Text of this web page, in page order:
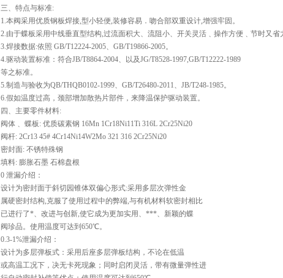
三、特点与标准:
1.本阀采用优质钢板焊接,型小轻便,装修容易．吻合部双重设计,增强牢固。
2.由于蝶板采用中线垂直型结构,过流面积大、流阻小、开关灵活﹑操作方便﹑节时又省
3.焊接数据:依照 GB/T12224-2005、GB/T19866-2005。
4.驱动装置标准：符合JB/T8864-2004、以及JG/T8528-1997,GB/T12222-1989
等之标准。
5.制造与验收为QB/THQB0102-1999、GB/T26480-2011、JB/T248-1985。
6.假如温度过高，颈部增加散热片部件，来降温保护驱动装置。
四、主要零件材料:
阀体﹑ 蝶板: 优质碳素钢 16Mn 1Cr18Ni11Ti 316L 2Cr25Ni20
阀杆: 2Cr13 45# 4Cr14Ni14W2Mo 321 316 2Cr25Ni20
密封面: 不锈特殊钢
填料: 膨胀石墨 石棉盘根
0 泄漏介绍：
设计为密封面于斜切园锥体双偏心形式:采用多层次弹性金
属硬密封结构,克服了使用过程中的弊端,与有机材料软密封相比
已进行了*、改进与创新,使它成为更加实用、***、新颖的蝶
阀珍品。使用温度可达到650℃。
0.3-1%泄漏介绍：
设计为多层弹板式：采用后座多层弹板结构，不论在低温
或高温工况下，决无卡死现象；同时启闭灵活，带有微量弹性进